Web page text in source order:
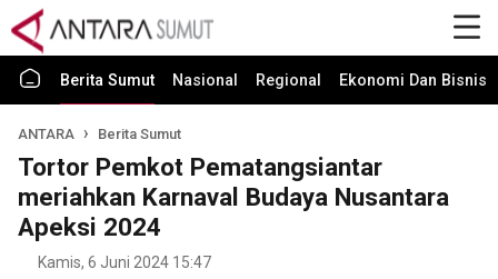
Berita Sumut Nasional Regional Ekonomi Dan Bisnis
ANTARA Berita Sumut
Tortor Pemkot Pematangsiantar
meriahkan Karnaval Budaya Nusantara
Apeksi 2024
Kamis, 6 Juni 2024 15:47